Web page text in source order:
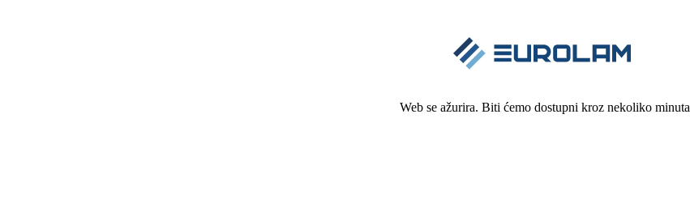
Web se ažurira. Biti ćemo dostupni kroz nekoliko minuta